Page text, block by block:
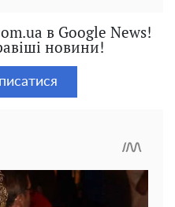
в Google News!
новини!